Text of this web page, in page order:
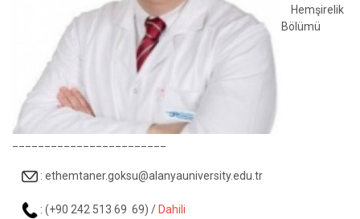
Hemşirelik
Bölümü
: ethemtaner.goksu@alanyauniversity.edu.tr
: (+90 242 513 69 69) / Dahili